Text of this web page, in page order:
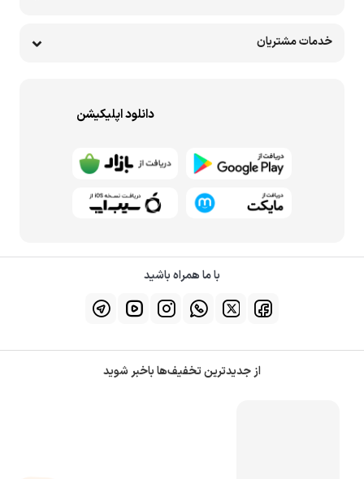
خدمات مشتریان
دانلود اپلیکیشن
با ما همراه باشید
از جدیدترین تخفیف‌ها باخبر شوید